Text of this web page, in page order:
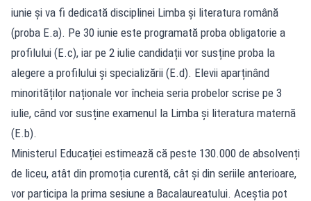
iunie și va fi dedicată disciplinei Limba și literatura română
(proba E.a). Pe 30 iunie este programată proba obligatorie a
profilului (E.c), iar pe 2 iulie candidații vor susține proba la
alegere a profilului și specializării (E.d). Elevii aparținând
minorităților naționale vor încheia seria probelor scrise pe 3
iulie, când vor susține examenul la Limba și literatura maternă
(E.b).
Ministerul Educației estimează că peste 130.000 de absolvenți
de liceu, atât din promoția curentă, cât și din seriile anterioare,
vor participa la prima sesiune a Bacalaureatului. Aceștia pot